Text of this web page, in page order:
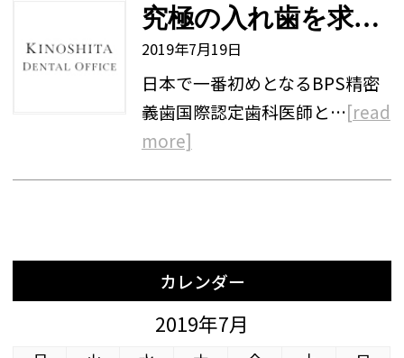
究極の入れ歯を求めて。。
2019年7月19日
日本で一番初めとなるBPS精密
義歯国際認定歯科医師と…[read
more]
カレンダー
2019年7月